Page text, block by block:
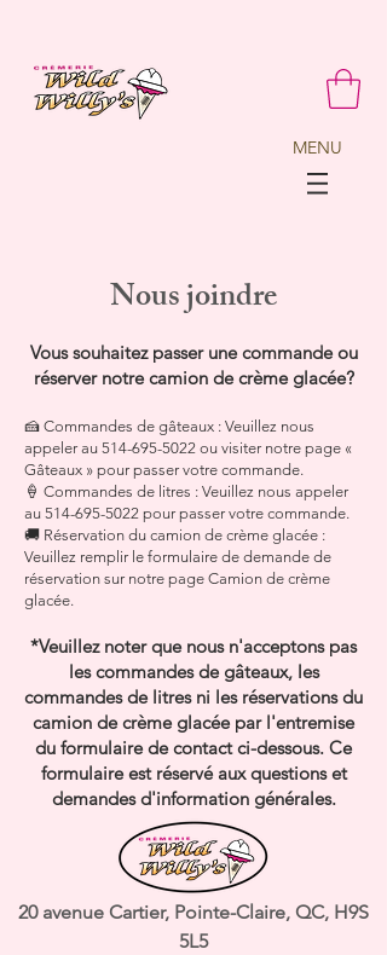
MENU
Nous joindre
Vous souhaitez passer une commande ou
réserver notre camion de crème glacée?
🍰 Commandes de gâteaux : Veuillez nous
appeler au 514-695-5022 ou visiter notre page «
Gâteaux » pour passer votre commande.
🍦 Commandes de litres : Veuillez nous appeler
au 514-695-5022 pour passer votre commande.
🚚 Réservation du camion de crème glacée :
Veuillez remplir le formulaire de demande de
réservation sur notre page Camion de crème
glacée.
*Veuillez noter que nous n'acceptons pas
les commandes de gâteaux, les
commandes de litres ni les réservations du
camion de crème glacée par l'entremise
du formulaire de contact ci-dessous. Ce
formulaire est réservé aux questions et
demandes d'information générales.
20 avenue Cartier, Pointe-Claire, QC, H9S
5L5